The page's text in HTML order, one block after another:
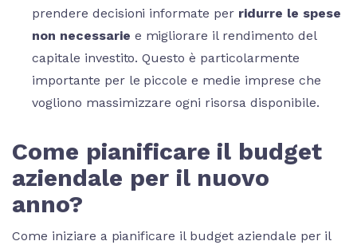
prendere decisioni informate per ridurre le spese
non necessarie e migliorare il rendimento del
capitale investito. Questo è particolarmente
importante per le piccole e medie imprese che
vogliono massimizzare ogni risorsa disponibile.
Come pianificare il budget
aziendale per il nuovo
anno?
Come iniziare a pianificare il budget aziendale per il